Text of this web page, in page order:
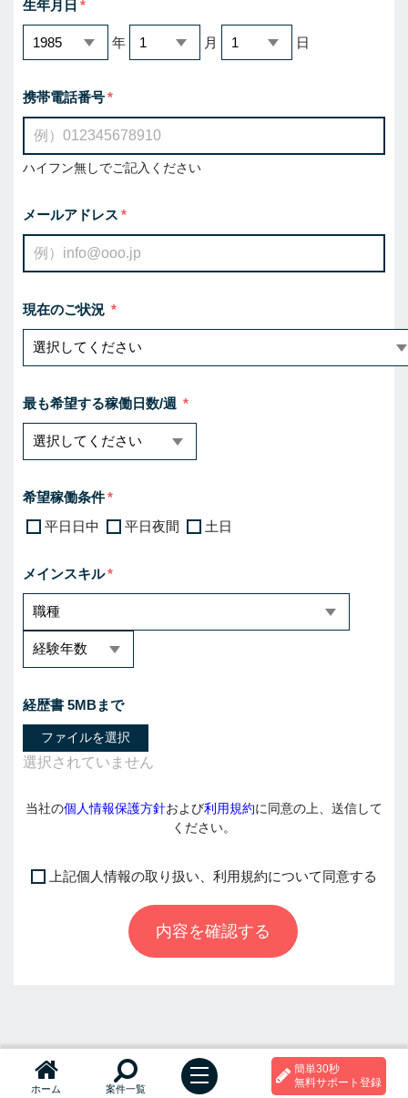
生年月日
年 月 日
携帯電話番号
ハイフン無しでご記入ください
メールアドレス
現在のご状況
最も希望する稼働日数/週
希望稼働条件
平日日中
平日夜間 土日
メインスキル
経歴書 5MBまで
ファイルを選択
当社の個人情報保護方針および利用規約に同意の上、送信して
ください。
上記個人情報の取り扱い、利用規約について同意する
内容を確認する
ホーム 案件一覧
t
o
簡単30秒
無料サポート登録